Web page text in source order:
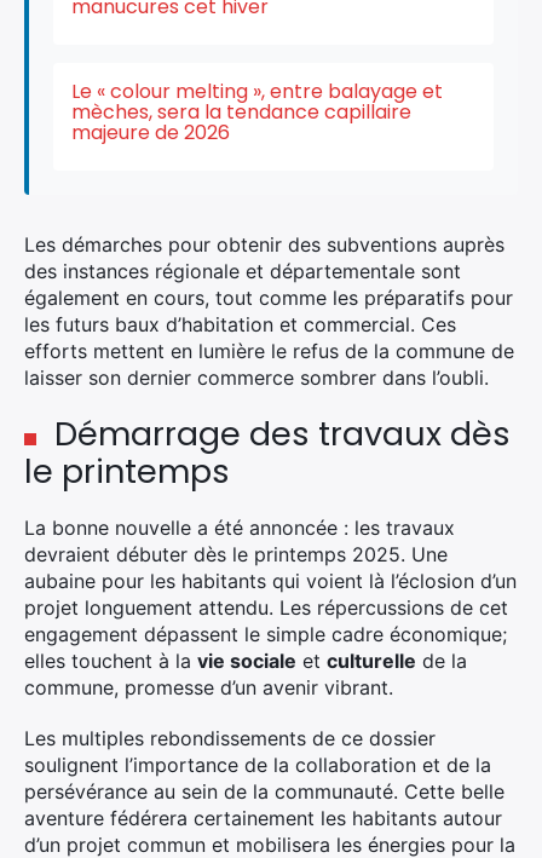
manucures cet hiver
Le « colour melting », entre balayage et
mèches, sera la tendance capillaire
majeure de 2026
Les démarches pour obtenir des subventions auprès
des instances régionale et départementale sont
également en cours, tout comme les préparatifs pour
les futurs baux d’habitation et commercial. Ces
efforts mettent en lumière le refus de la commune de
laisser son dernier commerce sombrer dans l’oubli.
Démarrage des travaux dès
le printemps
La bonne nouvelle a été annoncée : les travaux
devraient débuter dès le printemps 2025. Une
aubaine pour les habitants qui voient là l’éclosion d’un
projet longuement attendu. Les répercussions de cet
engagement dépassent le simple cadre économique;
elles touchent à la vie sociale et culturelle de la
commune, promesse d’un avenir vibrant.
Les multiples rebondissements de ce dossier
soulignent l’importance de la collaboration et de la
persévérance au sein de la communauté. Cette belle
aventure fédérera certainement les habitants autour
d’un projet commun et mobilisera les énergies pour la
Rechercher
: